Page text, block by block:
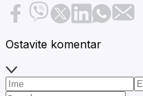
Ostavite komentar